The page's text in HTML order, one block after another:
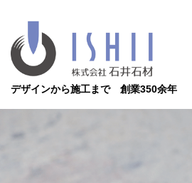
デザインから施工まで 創業350余年